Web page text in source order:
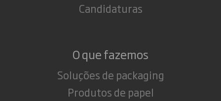
Candidaturas
O que fazemos
Soluções de packaging
Produtos de papel